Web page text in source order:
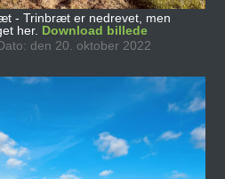
- Trinbræt er nedrevet, men
her. Download billede
den 20. oktober 2022